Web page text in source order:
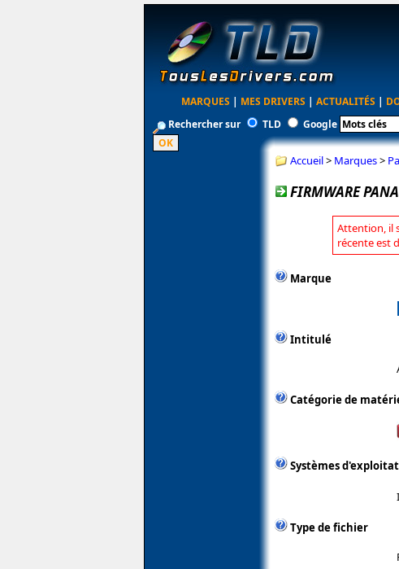
MARQUES | MES DRIVERS | ACTUALITÉS |
Rechercher sur
TLD Google
Accueil> Marques>
FIRMWARE
Attention, il
récente est
Marque
Intitulé
Catégorie de
Systèmes
Type de fichier